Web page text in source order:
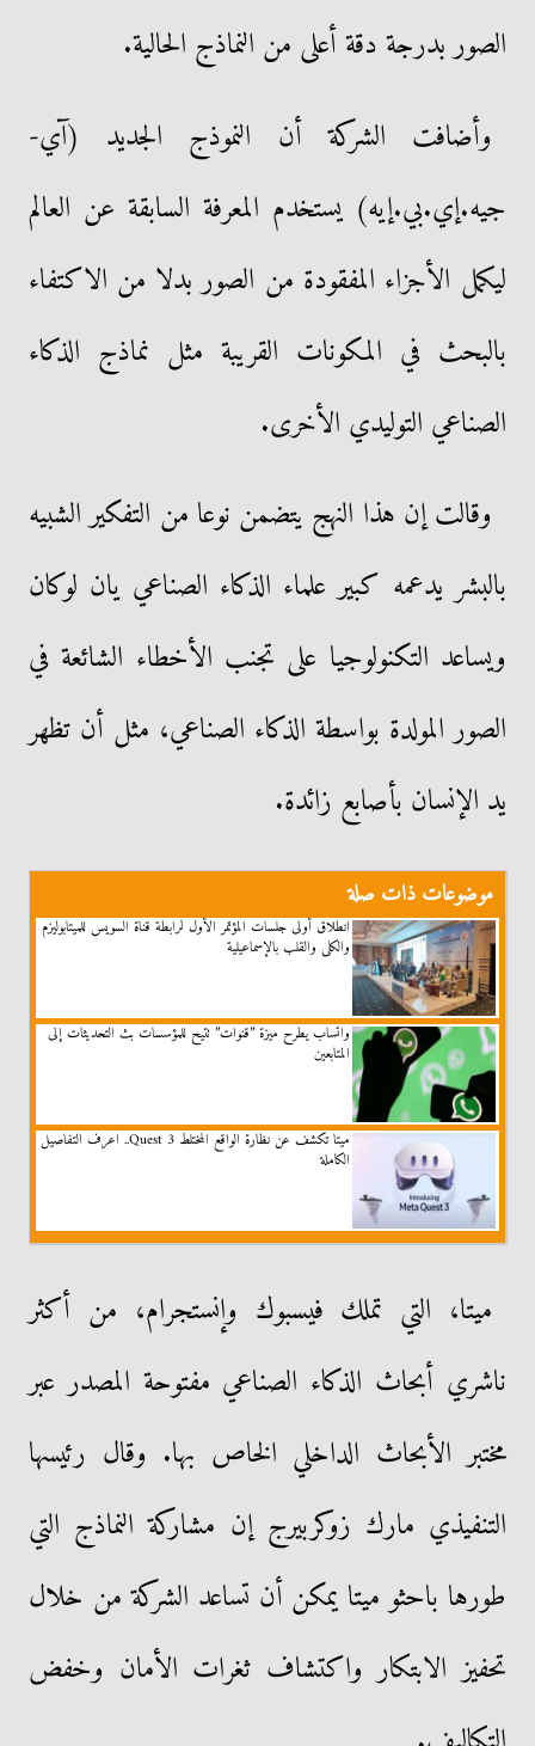
الصور بدرجة دقة أعلى من النماذج الحالية.
وأضافت الشركة أن النموذج الجديد (آي-
جيه.إي.بي.إيه) يستخدم المعرفة السابقة عن العالم
ليكمل الأجزاء المفقودة من الصور بدلا من الاكتفاء
بالبحث في المكونات القريبة مثل نماذج الذكاء
الصناعي التوليدي الأخرى.
وقالت إن هذا النهج يتضمن نوعا من التفكير الشبيه
بالبشر يدعمه كبير علماء الذكاء الصناعي يان لوكان
ويساعد التكنولوجيا على تجنب الأخطاء الشائعة في
الصور المولدة بواسطة الذكاء الصناعي، مثل أن تظهر
يد الإنسان بأصابع زائدة.
موضوعات ذات صلة
انطلاق أولى جلسات المؤتمر الأول لرابطة قناة السويس للميتابوليزم
والكلى والقلب بالإسماعيلية
واتساب يطرح ميزة ”قنوات” تتيح للمؤسسات بث التحديثات إلى
المتابعين
ميتا تكشف عن نظارة الواقع المختلط Quest 3.. اعرف التفاصيل
الكاملة
ميتا، التي تملك فيسبوك وإنستجرام، من أكثر
ناشري أبحاث الذكاء الصناعي مفتوحة المصدر عبر
مختبر الأبحاث الداخلي الخاص بها. وقال رئيسها
التنفيذي مارك زوكربيرج إن مشاركة النماذج التي
طورها باحثو ميتا يمكن أن تساعد الشركة من خلال
تحفيز الابتكار واكتشاف ثغرات الأمان وخفض